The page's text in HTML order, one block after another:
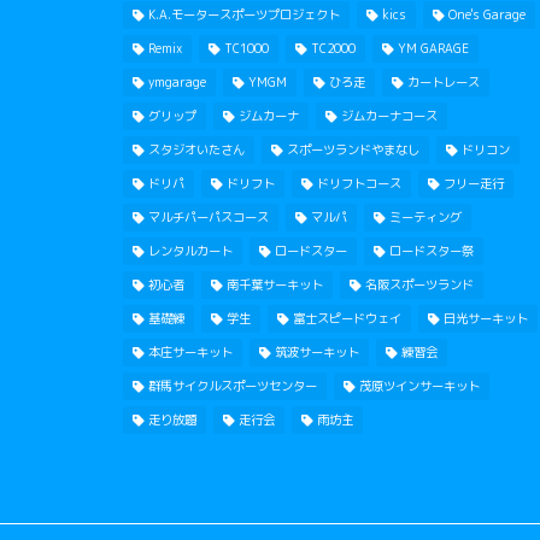
K.A.モータースポーツプロジェクト
kics
One's Garage
Remix
TC1000 TC2000
YM GARAGE
ymgarage
YMGM ひろ走
カートレース
グリップ
ジムカーナ
ジムカーナコース
スタジオいたさん
スポーツランドやまなし
ドリコン
ドリパ
ドリフト ドリフトコース
フリー走行
マルチパーパスコース
マルパ
ミーティング
レンタルカート
ロードスター
ロードスター祭
初心者
南千葉サーキット
名阪スポーツランド
基礎練
学生 富士スピードウェイ
日光サーキット
本庄サーキット
筑波サーキット
練習会
群馬サイクルスポーツセンター
茂原ツインサーキット
走り放題
走行会 雨坊主